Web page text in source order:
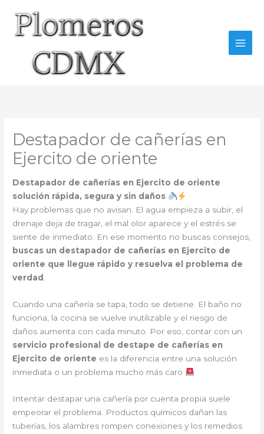
contenido
Destapador de cañerías en
Ejercito de oriente
Destapador de cañerías en Ejercito de oriente
solución rápida, segura y sin daños
Hay problemas que no avisan. El agua empieza a subir, el
drenaje deja de tragar, el mal olor aparece y el estrés se
siente de inmediato. En ese momento no buscas consejos,
buscas un destapador de cañerías en Ejercito de
oriente que llegue rápido y resuelva el problema de
verdad .
Cuando una cañería se tapa, todo se detiene. El baño no
funciona, la cocina se vuelve inutilizable y el riesgo de
daños aumenta con cada minuto. Por eso, contar con un
servicio profesional de destape de cañerías en
Ejercito de oriente es la diferencia entre una solución
inmediata o un problema mucho más caro
Intentar destapar una cañería por cuenta propia suele
empeorar el problema. Productos químicos dañan las
tuberías, los alambres rompen conexiones y los remedios